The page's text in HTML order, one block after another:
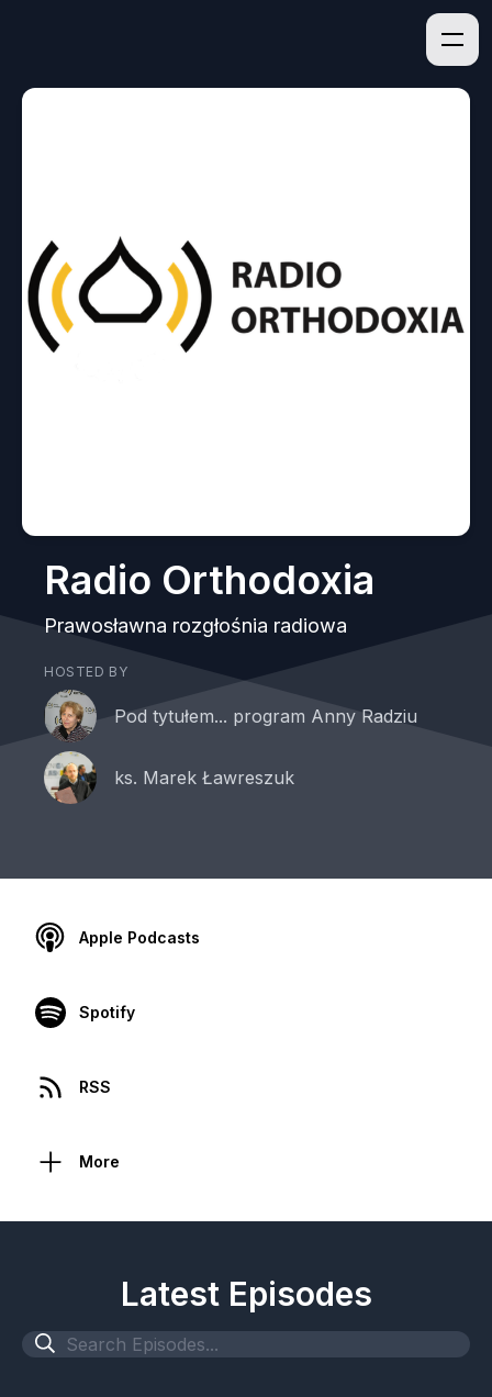
Radio Orthodoxia
Prawosławna rozgłośnia radiowa
HOSTED BY
Pod tytułem... program Anny Radziu
ks. Marek Ławreszuk
Apple Podcasts
Spotify
RSS
More
Latest Episodes